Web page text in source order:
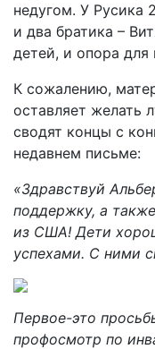
недугом. У Русика
и два братика –
детей, и опора
К сожалению,
оставляет желать
сводят концы с
недавнем письме:
«Здравствуй
поддержку, а
из США! Дети
успехами. С ними
Первое-это
профосмотр по